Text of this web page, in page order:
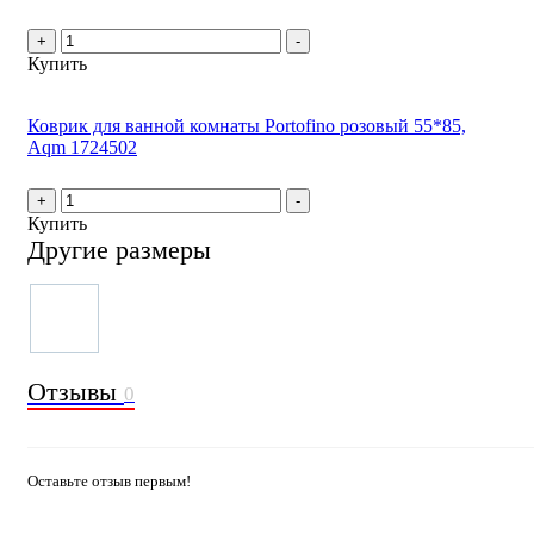
+ -
Купить
Коврик для ванной комнаты Portofino розовый 55*85,
Aqm 1724502
+ -
Купить
Другие размеры
Отзывы 0
Оставьте отзыв первым!